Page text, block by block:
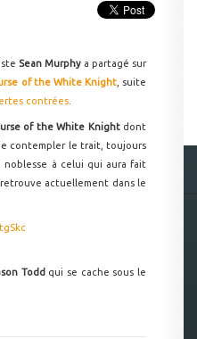
Sean Murphy a partagé sur
of the White Knight, suite
contrées
of the White Knight dont
contempler le trait, toujours
à celui qui aura fait
actuellement dans le
Todd qui se cache sous le